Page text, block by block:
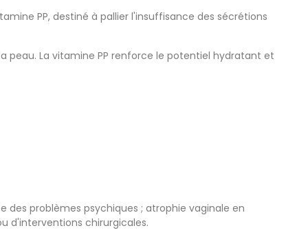
PP, destiné à pallier l'insuffisance des sécrétions
peau. La vitamine PP renforce le potentiel hydratant et
des problèmes psychiques ; atrophie vaginale en
d'interventions chirurgicales.